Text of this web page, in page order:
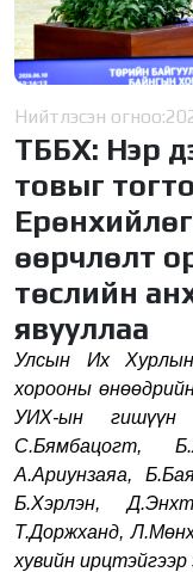
Нийтлэсэн огноо:
ТББХ: Нэр
товыг
өөрчлөлт
төслийн
явууллаа
Улсын Их
хорооны
УИХ-ын гишүүн
С.Бямбацогт,
А.Ариунзаяа,
Б.Хэрлэн,
Т.Доржханд,
хувийн ирцтэйгээр